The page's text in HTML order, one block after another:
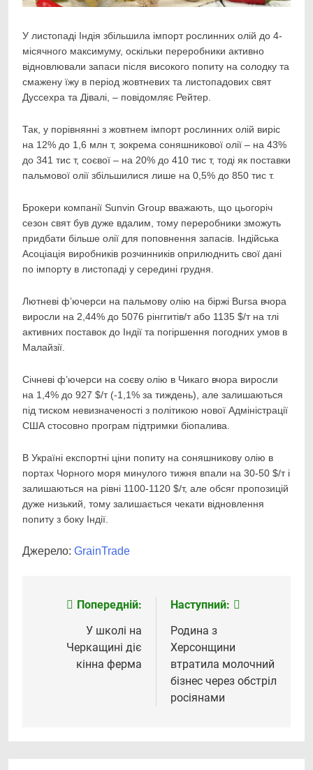
У листопаді Індія збільшила імпорт рослинних олій до 4-
місячного максимуму, оскільки переробники активно
відновлювали запаси після високого попиту на солодку та
смажену їжу в період жовтневих та листопадових свят
Дуссехра та Дівалі, – повідомляє Рейтер.
Так, у порівнянні з жовтнем імпорт рослинних олій виріс
на 12% до 1,6 млн т, зокрема соняшникової олії – на 43%
до 341 тис т, соєвої – на 20% до 410 тис т, тоді як поставки
пальмової олії збільшилися лише на 0,5% до 850 тис т.
Брокери компанії Sunvin Group вважають, що цьогоріч
сезон свят був дуже вдалим, тому переробники зможуть
придбати більше олії для поповнення запасів. Індійська
Асоціація виробників розчинників оприлюднить свої дані
по імпорту в листопаді у середині грудня.
Лютневі ф’ючерси на пальмову олію на біржі Bursa вчора
виросли на 2,44% до 5076 рінггитів/т або 1135 $/т на тлі
активних поставок до Індії та погіршення погодних умов в
Малайзії.
Січневі ф’ючерси на соєву олію в Чикаго вчора виросли
на 1,4% до 927 $/т (-1,1% за тиждень), але залишаються
під тиском невизначеності з політикою нової Адміністрації
США стосовно програм підтримки біопалива.
В Україні експортні ціни попиту на соняшникову олію в
портах Чорного моря минулого тижня впали на 30-50 $/т і
залишаються на рівні 1100-1120 $/т, але обсяг пропозицій
дуже низький, тому залишається чекати відновлення
попиту з боку Індії.
Джерело: GrainTrade
Навігація
записів
Попередній:
У школі на
Черкащині діє
кінна ферма
Наступний:
Родина з
Херсонщини
втратила молочний
бізнес через обстріл
росіянами